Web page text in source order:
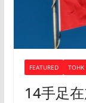
FEATURED TOHK
14手足